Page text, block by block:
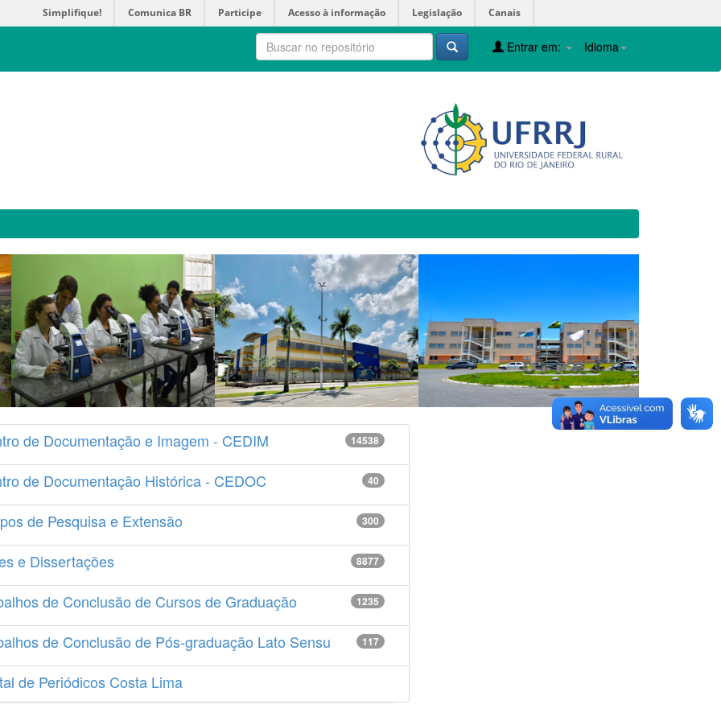
Simplifique! Comunica BR Participe Acesso à informação Legislação Canais
Idioma
Entrar em:
de Documentação e Imagem - CEDIM 14538
de Documentação Histórica - CEDOC 40
de Pesquisa e Extensão 300
e Dissertações 8877
de Conclusão de Cursos de Graduação 1235
de Conclusão de Pós-graduação Lato Sensu 117
de Periódicos Costa Lima